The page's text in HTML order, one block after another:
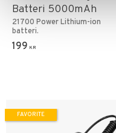
Batteri 5000mAh
21700 Power Lithium-ion
batteri.
199 KR
FAVORITE